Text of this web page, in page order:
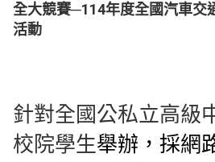
全大競賽─114年度全國汽車交
活動
針對全國公私立高級
校院學生舉辦，採網